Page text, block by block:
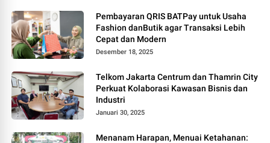
Pembayaran QRIS BATPay untuk Usaha
Fashion danButik agar Transaksi Lebih
Cepat dan Modern
Desember 18, 2025
Telkom Jakarta Centrum dan Thamrin City
Perkuat Kolaborasi Kawasan Bisnis dan
Industri
Januari 30, 2025
Menanam Harapan, Menuai Ketahanan: